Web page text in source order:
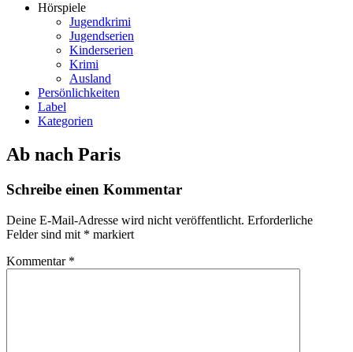
Hörspiele
Jugendkrimi
Jugendserien
Kinderserien
Krimi
Ausland
Persönlichkeiten
Label
Kategorien
Ab nach Paris
Schreibe einen Kommentar
Deine E-Mail-Adresse wird nicht veröffentlicht. Erforderliche
Felder sind mit * markiert
Kommentar *